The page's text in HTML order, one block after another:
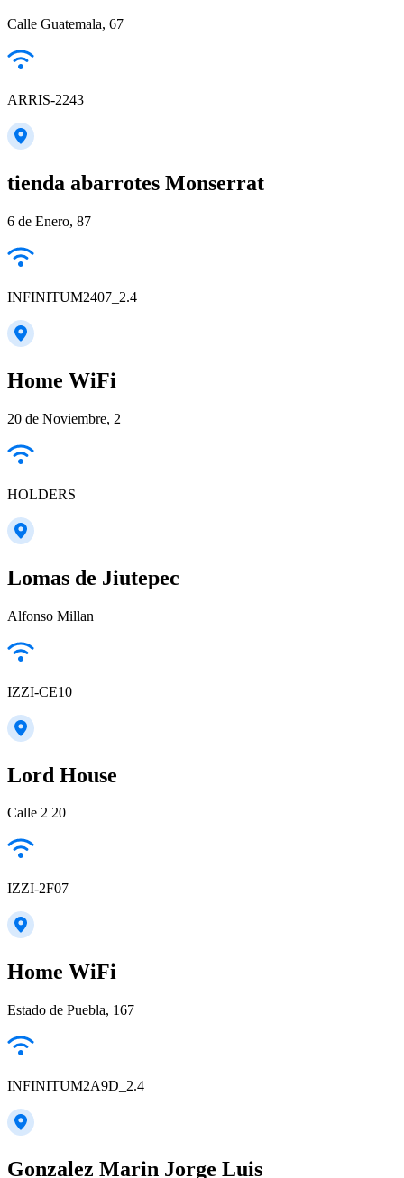
Calle Guatemala, 67
ARRIS-2243
tienda abarrotes Monserrat
6 de Enero, 87
INFINITUM2407_2.4
Home WiFi
20 de Noviembre, 2
HOLDERS
Lomas de Jiutepec
Alfonso Millan
IZZI-CE10
Lord House
Calle 2 20
IZZI-2F07
Home WiFi
Estado de Puebla, 167
INFINITUM2A9D_2.4
Gonzalez Marin Jorge Luis